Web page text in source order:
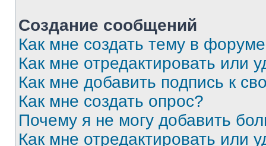
Создание сообщений
Как мне создать тему в
Как мне отредактировать или
Как мне добавить подпись к
Как мне создать опрос?
Почему я не могу добавить
Как мне отредактировать или